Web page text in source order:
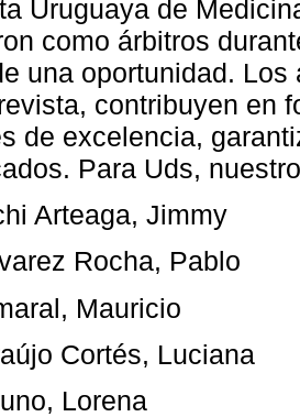
Uruguaya de
como árbitros
una oportunidad.
contribuyen en
de excelencia,
Para Uds,
Arteaga, Jimmy
Rocha, Pablo
Mauricio
Cortés, Luciana
Lorena